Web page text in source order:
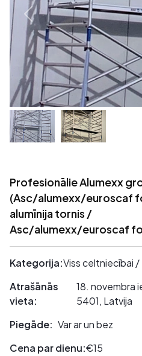
Profesionālie Alumexx
(Asc/alumexx/euroscaf
alumīnija tornis /
Asc/alumexx/euroscaf
Kategorija:Viss celtniecībai /
Atrašānās
vieta:
18. novembra
5401, Latvija
Piegāde: Var ar un bez
Cena par dienu:€15